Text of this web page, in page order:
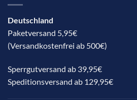
Deutschland
Paketversand 5,95€
(Versandkostenfrei ab 500€)
Sperrgutversand ab 39,95€
Speditionsversand ab 129,95€